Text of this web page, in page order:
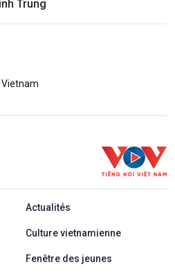
Trung
Vietnam
Pháp
Actualités
Culture vietnamienne
Fenêtre des jeunes